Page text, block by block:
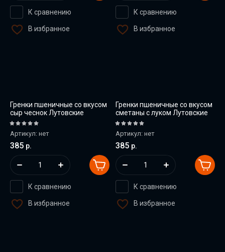
К сравнению
В избранное
К сравнению
В избранное
Гренки пшеничные со вкусом
сыр чеснок Лутовские
Артикул: нет
385 р.
К сравнению
В избранное
Гренки пшеничные со вкусом
сметаны с луком Лутовские
Артикул: нет
385 р.
К сравнению
В избранное